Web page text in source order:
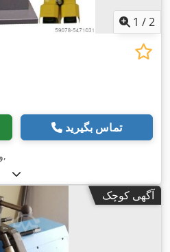
1 /2
تماس بگیرید
,
آگهی کوچک